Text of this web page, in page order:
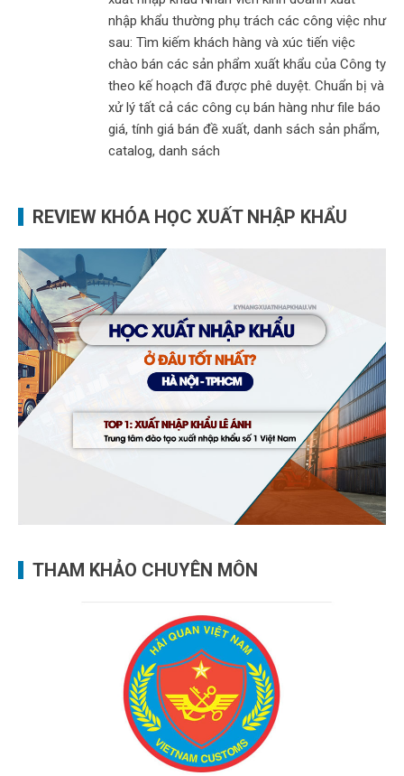
nhập khẩu thường phụ trách các công việc như
sau: Tìm kiếm khách hàng và xúc tiến việc
chào bán các sản phẩm xuất khẩu của Công ty
theo kế hoạch đã được phê duyệt. Chuẩn bị và
xử lý tất cả các công cụ bán hàng như file báo
giá, tính giá bán đề xuất, danh sách sản phẩm,
catalog, danh sách
REVIEW KHÓA HỌC XUẤT NHẬP KHẨU
THAM KHẢO CHUYÊN MÔN